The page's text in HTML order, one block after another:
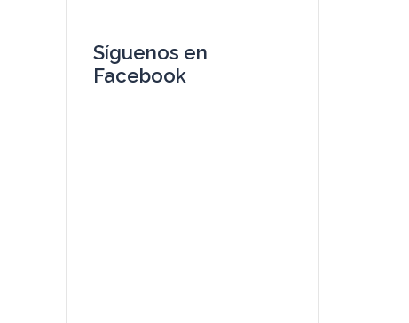
Síguenos en
Facebook